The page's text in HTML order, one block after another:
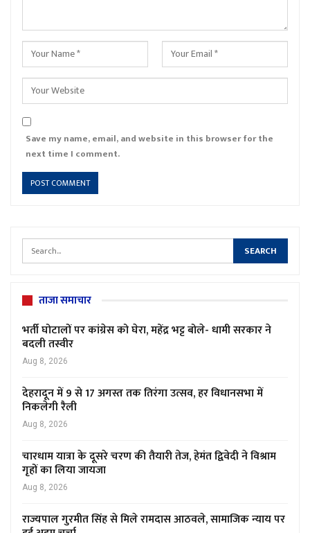
Save my name, email, and website in this browser for the
next time I comment.
ताजा समाचार
भर्ती घोटालों पर कांग्रेस को घेरा, महेंद्र भट्ट बोले- धामी सरकार ने
बदली तस्वीर
Aug 8, 2026
देहरादून में 9 से 17 अगस्त तक तिरंगा उत्सव, हर विधानसभा में
निकलेगी रैली
Aug 8, 2026
चारधाम यात्रा के दूसरे चरण की तैयारी तेज, हेमंत द्विवेदी ने विश्राम
गृहों का लिया जायजा
Aug 8, 2026
राज्यपाल गुरमीत सिंह से मिले रामदास आठवले, सामाजिक न्याय पर